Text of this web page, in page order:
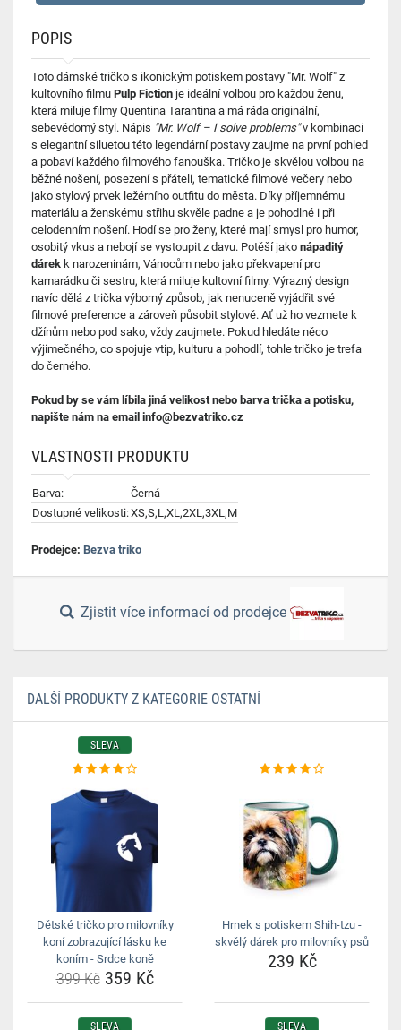
POPIS
Toto dámské tričko s ikonickým potiskem postavy "Mr. Wolf" z
kultovního filmu Pulp Fiction je ideální volbou pro každou ženu,
která miluje filmy Quentina Tarantina a má ráda originální,
sebevědomý styl. Nápis "Mr. Wolf – I solve problems"v kombinaci
s elegantní siluetou této legendární postavy zaujme na první pohled
a pobaví každého filmového fanouška. Tričko je skvělou volbou na
běžné nošení, posezení s přáteli, tematické filmové večery nebo
jako stylový prvek ležérního outfitu do města. Díky příjemnému
materiálu a ženskému střihu skvěle padne a je pohodlné i při
celodenním nošení. Hodí se pro ženy, které mají smysl pro humor,
osobitý vkus a nebojí se vystoupit z davu. Potěší jako nápaditý
dárek k narozeninám, Vánocům nebo jako překvapení pro
kamarádku či sestru, která miluje kultovní filmy. Výrazný design
navíc dělá z trička výborný způsob, jak nenuceně vyjádřit své
filmové preference a zároveň působit stylově. Ať už ho vezmete k
džínům nebo pod sako, vždy zaujmete. Pokud hledáte něco
výjimečného, co spojuje vtip, kulturu a pohodlí, tohle tričko je trefa
do černého.
Pokud by se vám líbila jiná velikost nebo barva trička a potisku,
napište nám na email info@bezvatriko.cz
VLASTNOSTI PRODUKTU
Barva:
Černá
Dostupné velikosti:XS,S,L,XL,2XL,3XL,M
Prodejce: Bezva triko
Zjistit více informací od prodejce
DALŠÍ PRODUKTY Z KATEGORIE OSTATNÍ
SLEVA
Dětské tričko pro milovníky
koní zobrazující lásku ke
koním - Srdce koně
399 Kč359 Kč
Hrnek s potiskem Shih-tzu -
skvělý dárek pro milovníky psů
239 Kč
SLEVA SLEVA